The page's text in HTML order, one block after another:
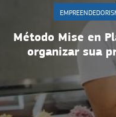
Gestão de
estratégias